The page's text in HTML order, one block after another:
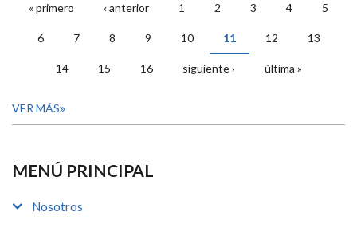
PÁGINAS
« primero ‹ anterior 1 2 3 4 5
6 7 8 9 10 11 12 13
14 15 16 siguiente › última »
VER MÁS
MENÚ PRINCIPAL
Nosotros